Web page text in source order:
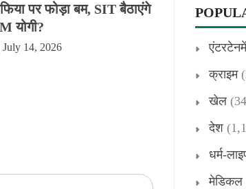
पर फोड़ा बम, SIT बैठाएंगे
योगी?
July 14, 2026
क्राइम
खेल
देश
धर्म-
मेडिकल